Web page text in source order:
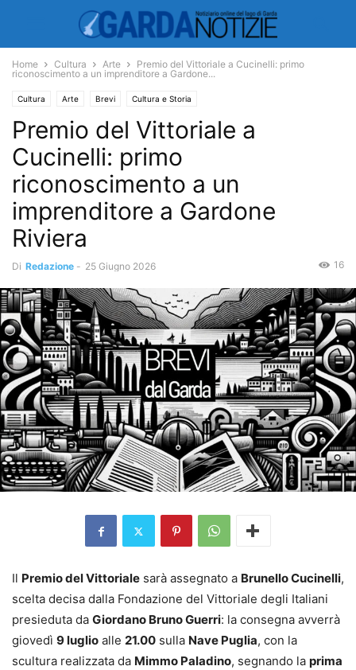
Home Cultura Arte
Premio del Vittoriale a Cucinelli: primo
riconoscimento a un imprenditore a Gardone...
Cultura Arte Brevi Cultura e Storia
Premio del Vittoriale a
Cucinelli: primo
riconoscimento a un
imprenditore a Gardone
Riviera
Di Redazione - 25 Giugno 2026 16
Il Premio del Vittoriale sarà assegnato a Brunello Cucinelli,
scelta decisa dalla Fondazione del Vittoriale degli Italiani
presieduta da Giordano Bruno Guerri: la consegna avverrà
giovedì 9 luglio alle 21.00 sulla Nave Puglia, con la
scultura realizzata da Mimmo Paladino, segnando la prima